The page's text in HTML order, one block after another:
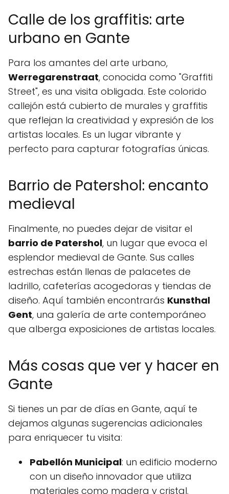
Calle de los graffitis: arte
urbano en Gante
Para los amantes del arte urbano,
Werregarenstraat, conocida como "Graffiti
Street", es una visita obligada. Este colorido
callejón está cubierto de murales y graffitis
que reflejan la creatividad y expresión de los
artistas locales. Es un lugar vibrante y
perfecto para capturar fotografías únicas.
Barrio de Patershol: encanto
medieval
Finalmente, no puedes dejar de visitar el
barrio de Patershol, un lugar que evoca el
esplendor medieval de Gante. Sus calles
estrechas están llenas de palacetes de
ladrillo, cafeterías acogedoras y tiendas de
diseño. Aquí también encontrarás Kunsthal
Gent, una galería de arte contemporáneo
que alberga exposiciones de artistas locales.
Más cosas que ver y hacer en
Gante
Si tienes un par de días en Gante, aquí te
dejamos algunas sugerencias adicionales
para enriquecer tu visita:
Pabellón Municipal: un edificio moderno
con un diseño innovador que utiliza
materiales como madera y cristal.